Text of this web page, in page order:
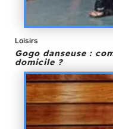
Loisirs
Gogo danseuse :
domicile ?